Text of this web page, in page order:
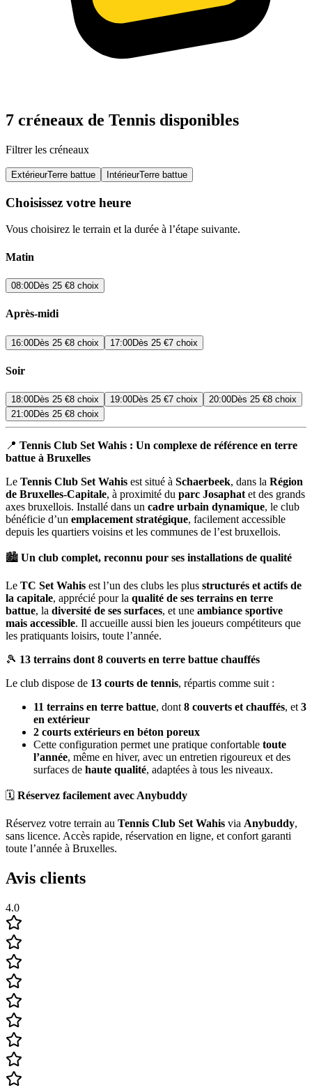
7 créneaux de Tennis disponibles
Filtrer les créneaux
ExtérieurTerre battue IntérieurTerre battue
Choisissez votre heure
Vous choisirez le terrain et la durée à l’étape suivante.
Matin
08:00Dès 25 €8 choix
Après-midi
16:00Dès 25 €8 choix 17:00Dès 25 €7 choix
Soir
18:00Dès 25 €8 choix 19:00Dès 25 €7 choix 20:00Dès 25 €8 choix
21:00Dès 25 €8 choix
📍 Tennis Club Set Wahis : Un complexe de référence en terre
battue à Bruxelles
Le Tennis Club Set Wahis est situé à Schaerbeek, dans la Région
de Bruxelles-Capitale, à proximité du parc Josaphat et des grands
axes bruxellois. Installé dans un cadre urbain dynamique, le club
bénéficie d’un emplacement stratégique, facilement accessible
depuis les quartiers voisins et les communes de l’est bruxellois.
🏙 Un club complet, reconnu pour ses installations de qualité
Le TC Set Wahis est l’un des clubs les plus structurés et actifs de
la capitale, apprécié pour la qualité de ses terrains en terre
battue, la diversité de ses surfaces, et une ambiance sportive
mais accessible. Il accueille aussi bien les joueurs compétiteurs que
les pratiquants loisirs, toute l’année.
🎾 13 terrains dont 8 couverts en terre battue chauffés
Le club dispose de 13 courts de tennis, répartis comme suit :
11 terrains en terre battue, dont 8 couverts et chauffés, et 3
en extérieur
2 courts extérieurs en béton poreux
Cette configuration permet une pratique confortable toute
l’année, même en hiver, avec un entretien rigoureux et des
surfaces de haute qualité, adaptées à tous les niveaux.
🗓️ Réservez facilement avec Anybuddy
Réservez votre terrain au Tennis Club Set Wahis via Anybuddy,
sans licence. Accès rapide, réservation en ligne, et confort garanti
toute l’année à Bruxelles.
Avis clients
4.0